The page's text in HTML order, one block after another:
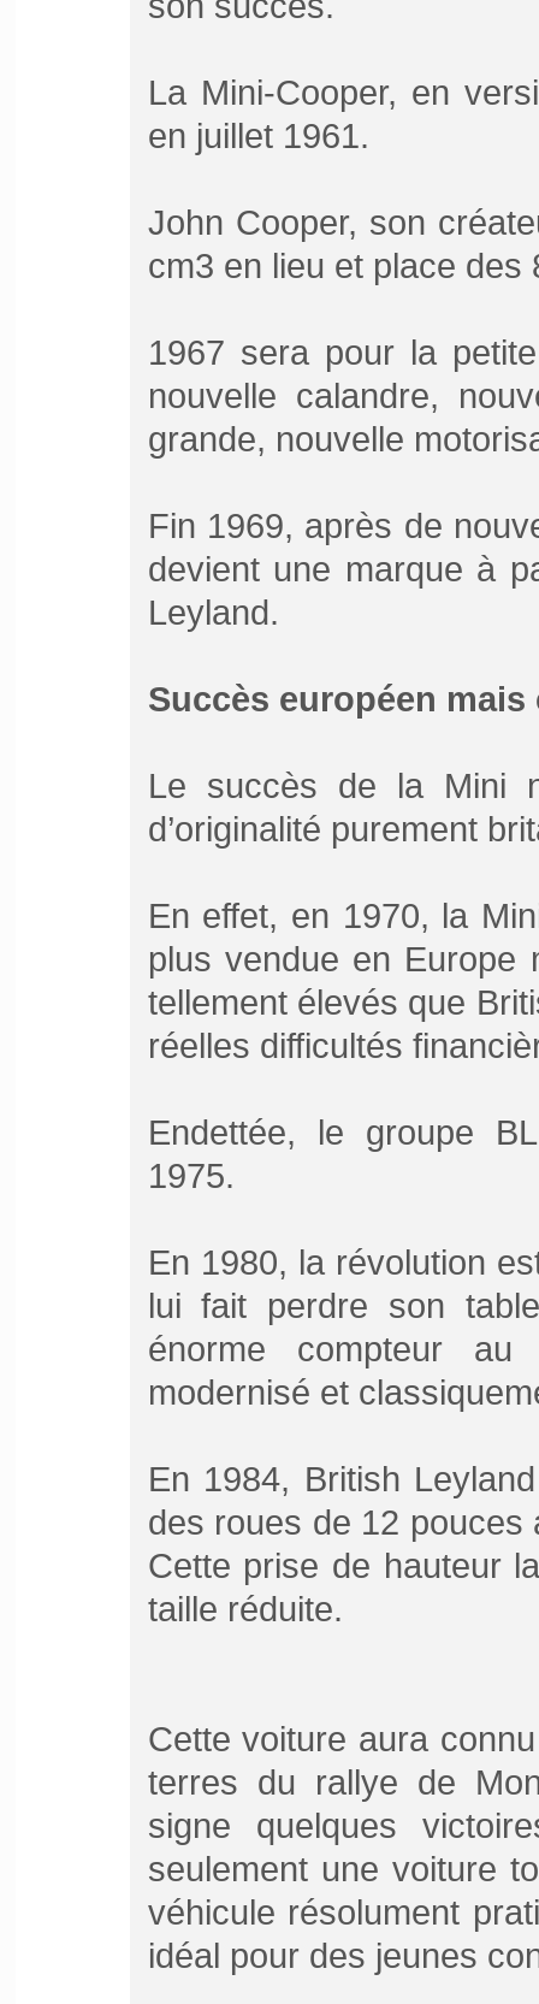
La Mini-Cooper, en
en juillet 1961.
John Cooper, son
cm3 en lieu et place des
1967 sera pour la
nouvelle calandre,
grande, nouvelle
Fin 1969, après de
devient une marque à
Leyland.
Succès européen
Le succès de la Mini
d’originalité purement
En effet, en 1970, la
plus vendue en Europe
tellement élevés que
réelles difficultés
Endettée, le groupe
1975.
En 1980, la révolution
lui fait perdre son
énorme compteur
modernisé et
En 1984, British
des roues de 12 pouces
Cette prise de hauteur
taille réduite.
Cette voiture aura
terres du rallye de
signe quelques
seulement une voiture
véhicule résolument
idéal pour des jeunes